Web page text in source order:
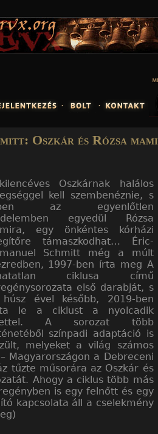
Oszkár és Rózsa mami
Oszkárnak halálos
kell szembenéznie, s
az egyenlőtlen
egyedül Rózsa
egy önkéntes kórházi
támaszkodhat… Éric-
Schmitt még a múlt
1997-ben írta meg A
ciklusa című
első darabját, s
ével később, 2019-ben
le a ciklust a nyolcadik
A sorozat több
színpadi adaptáció is
melyeket a világ számos
Magyarországon a Debreceni
tűzte műsorára az Oszkár és
Ahogy a ciklus több más
is egy felnőtt és egy
kapcsolata áll a cselekmény